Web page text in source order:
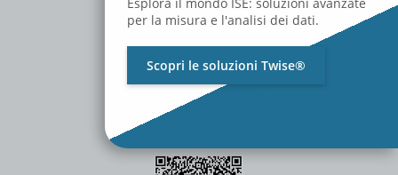
P.Iva / C.F. 01642060469
SDI Code: SUBM70N
per la misura e l'analisi dei dati.
Scopri le soluzioni Twise®